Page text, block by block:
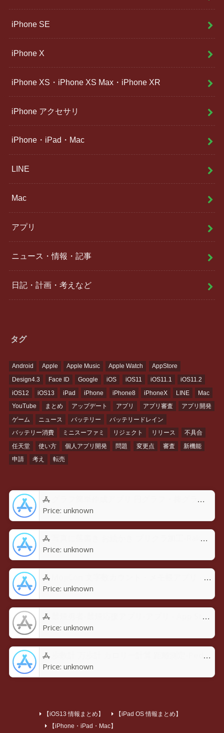
iPhone SE
iPhone X
iPhone XS・iPhone XS Max・iPhone XR
iPhone アクセサリ
iPhone・iPad・Mac
LINE
Mac
アプリ
ニュース・情報・記事
日記・計画・考えなど
タグ
Android Apple Apple Music Apple Watch
AppStore
Design4.3
Face ID Google iOS iOS11 iOS11.1
iOS11.2
iOS12
iOS13 iPad iPhone iPhone8 iPhoneX LINE
Mac
YouTube
まとめ アップデート アプリ アプリ審査
アプリ開発
ゲーム
ニュース バッテリー
バッテリードレイン
バッテリー消費
ミニスーファミ リジェクト リリース
不具合
任天堂
使い方 個人アプリ開発 問題 変更点 審査
新機能
申請
考え 転売
グラフ簡単作成アプリ 円グラフ・棒グラフ・折れ線GraPhoアプリ - App Store
Price: unknown
写真に落書き お絵かき プリクラ加工-Rakugaky-アプリ - App Store
Price: unknown
MojiCon 文字数カウント・メモ帳アプリ - App Store
Price: unknown
禁煙勇者-禁煙応援アプリ-アプリ - App Store
Price: unknown
歩数計 万歩計 カロリー計算 距離測定-Pedoroアプリ - App Store
Price: unknown
【iOS13 情報まとめ】
【iPad OS 情報まとめ】
【iPhone・iPad・Mac】